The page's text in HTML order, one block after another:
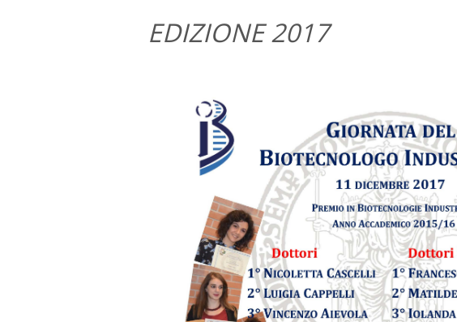
EDIZIONE 2017